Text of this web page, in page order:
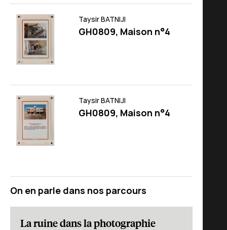
Taysir BATNIJI
GH0809, Maison n°4
Taysir BATNIJI
GH0809, Maison n°4
On en parle dans nos parcours
La ruine dans la photographie